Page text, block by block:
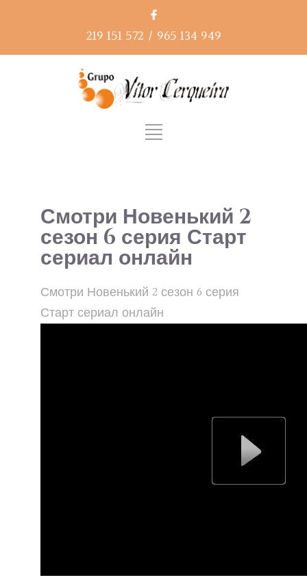
219 151 572 / 965 134 949
Смотри Новенький 2
сезон 6 серия Старт
сериал онлайн
Смотри Новенький 2 сезон 6 серия
Старт сериал онлайн